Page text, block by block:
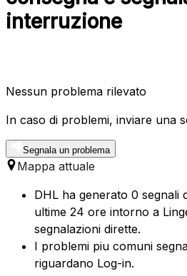
interruzione
Nessun problema rilevato
In caso di problemi, inviare una
Segnala un problema
Mappa attuale
DHL ha generato 0 segnali
ultime 24 ore intorno a
segnalazioni dirette.
I problemi piu comuni
riguardano Log-in.